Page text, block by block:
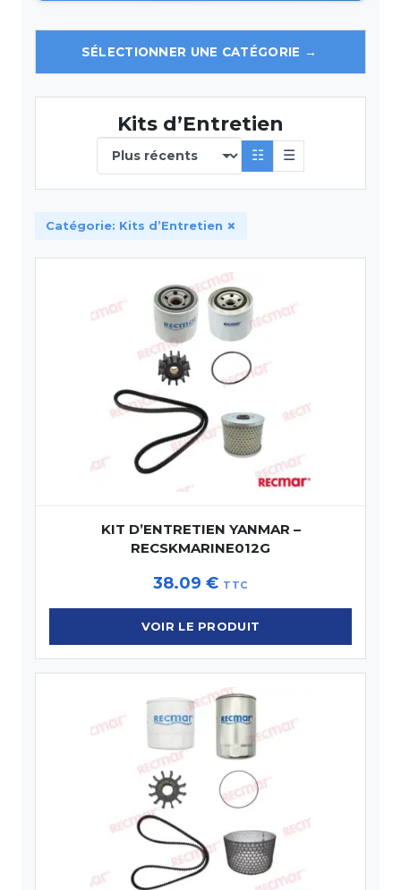
Kits d’Entretien
☷ ☰
Catégorie: Kits d’Entretien ×
KIT D’ENTRETIEN YANMAR –
RECSKMARINE012G
38.09€ TTC
VOIR LE PRODUIT